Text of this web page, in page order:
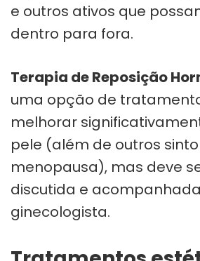
e outros ativos que
dentro para fora.
Terapia de Reposição
uma opção de
melhorar
pele (além de outros
menopausa), mas deve
discutida e
ginecologista.